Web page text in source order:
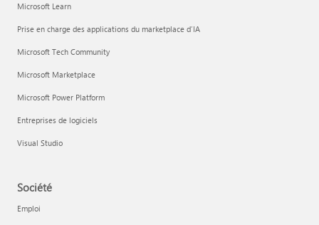
Microsoft Learn
Prise en charge des applications du marketplace d’IA
Microsoft Tech Community
Microsoft Marketplace
Microsoft Power Platform
Entreprises de logiciels
Visual Studio
Société
Emploi